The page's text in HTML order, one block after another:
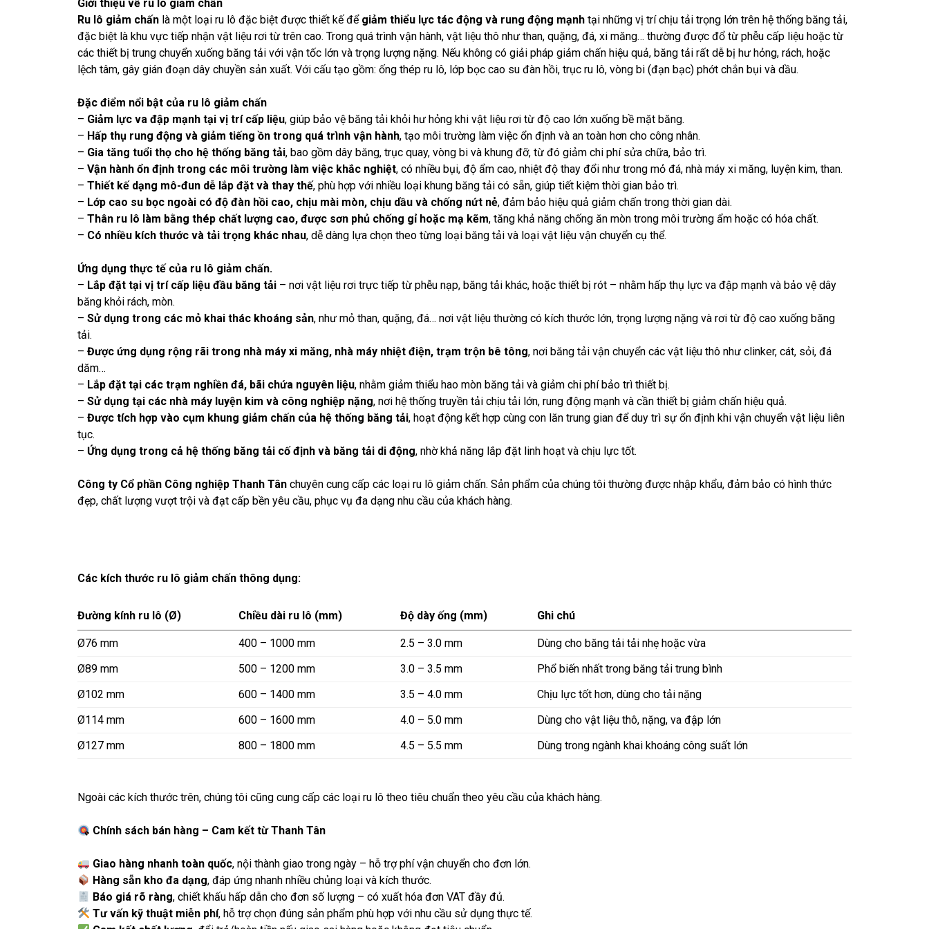
Giới thiệu về ru lô giảm chấn
Ru lô giảm chấn là một loại ru lô đặc biệt được thiết kế để giảm thiểu lực tác động và rung động mạnh tại những vị trí chịu tải trọng lớn trên hệ thống băng tải,
đặc biệt là khu vực tiếp nhận vật liệu rơi từ trên cao. Trong quá trình vận hành, vật liệu thô như than, quặng, đá, xi măng… thường được đổ từ phễu cấp liệu hoặc từ
các thiết bị trung chuyển xuống băng tải với vận tốc lớn và trọng lượng nặng. Nếu không có giải pháp giảm chấn hiệu quả, băng tải rất dễ bị hư hỏng, rách, hoặc
lệch tâm, gây gián đoạn dây chuyền sản xuất. Với cấu tạo gồm: ống thép ru lô, lớp bọc cao su đàn hồi, trục ru lô, vòng bi (đạn bạc) phớt chắn bụi và dầu.
Đặc điểm nổi bật của ru lô giảm chấn
– Giảm lực va đập mạnh tại vị trí cấp liệu, giúp bảo vệ băng tải khỏi hư hỏng khi vật liệu rơi từ độ cao lớn xuống bề mặt băng.
– Hấp thụ rung động và giảm tiếng ồn trong quá trình vận hành, tạo môi trường làm việc ổn định và an toàn hơn cho công nhân.
– Gia tăng tuổi thọ cho hệ thống băng tải, bao gồm dây băng, trục quay, vòng bi và khung đỡ, từ đó giảm chi phí sửa chữa, bảo trì.
– Vận hành ổn định trong các môi trường làm việc khắc nghiệt, có nhiều bụi, độ ẩm cao, nhiệt độ thay đổi như trong mỏ đá, nhà máy xi măng, luyện kim, than.
– Thiết kế dạng mô-đun dễ lắp đặt và thay thế, phù hợp với nhiều loại khung băng tải có sẵn, giúp tiết kiệm thời gian bảo trì.
– Lớp cao su bọc ngoài có độ đàn hồi cao, chịu mài mòn, chịu dầu và chống nứt nẻ, đảm bảo hiệu quả giảm chấn trong thời gian dài.
– Thân ru lô làm bằng thép chất lượng cao, được sơn phủ chống gỉ hoặc mạ kẽm, tăng khả năng chống ăn mòn trong môi trường ẩm hoặc có hóa chất.
– Có nhiều kích thước và tải trọng khác nhau, dễ dàng lựa chọn theo từng loại băng tải và loại vật liệu vận chuyển cụ thể.
Ứng dụng thực tế của ru lô giảm chấn.
– Lắp đặt tại vị trí cấp liệu đầu băng tải – nơi vật liệu rơi trực tiếp từ phễu nạp, băng tải khác, hoặc thiết bị rót – nhằm hấp thụ lực va đập mạnh và bảo vệ dây
băng khỏi rách, mòn.
– Sử dụng trong các mỏ khai thác khoáng sản, như mỏ than, quặng, đá… nơi vật liệu thường có kích thước lớn, trọng lượng nặng và rơi từ độ cao xuống băng
tải.
– Được ứng dụng rộng rãi trong nhà máy xi măng, nhà máy nhiệt điện, trạm trộn bê tông, nơi băng tải vận chuyển các vật liệu thô như clinker, cát, sỏi, đá
dăm…
– Lắp đặt tại các trạm nghiền đá, bãi chứa nguyên liệu, nhằm giảm thiểu hao mòn băng tải và giảm chi phí bảo trì thiết bị.
– Sử dụng tại các nhà máy luyện kim và công nghiệp nặng, nơi hệ thống truyền tải chịu tải lớn, rung động mạnh và cần thiết bị giảm chấn hiệu quả.
– Được tích hợp vào cụm khung giảm chấn của hệ thống băng tải, hoạt động kết hợp cùng con lăn trung gian để duy trì sự ổn định khi vận chuyển vật liệu liên
tục.
– Ứng dụng trong cả hệ thống băng tải cố định và băng tải di động, nhờ khả năng lắp đặt linh hoạt và chịu lực tốt.
Công ty Cổ phần Công nghiệp Thanh Tân chuyên cung cấp các loại ru lô giảm chấn. Sản phẩm của chúng tôi thường được nhập khẩu, đảm bảo có hình thức
đẹp, chất lượng vượt trội và đạt cấp bền yêu cầu, phục vụ đa dạng nhu cầu của khách hàng.
Các kích thước ru lô giảm chấn thông dụng:
Đường kính ru lô (Ø) Chiều dài ru lô (mm) Độ dày ống (mm) Ghi chú
Ø76 mm 400 – 1000 mm 2.5 – 3.0 mm
Dùng cho băng tải tải nhẹ hoặc vừa
Ø89 mm
500 – 1200 mm 3.0 – 3.5 mm
Phổ biến nhất trong băng tải trung bình
Ø102 mm
600 – 1400 mm 3.5 – 4.0 mm
Chịu lực tốt hơn, dùng cho tải nặng
Ø114 mm
600 – 1600 mm 4.0 – 5.0 mm
Dùng cho vật liệu thô, nặng, va đập lớn
Ø127 mm
800 – 1800 mm 4.5 – 5.5 mm Dùng trong ngành khai khoáng công suất lớn
Ngoài các kích thước trên, chúng tôi cũng cung cấp các loại ru lô theo tiêu chuẩn theo yêu cầu của khách hàng.
Chính sách bán hàng – Cam kết từ Thanh Tân
Giao hàng nhanh toàn quốc, nội thành giao trong ngày – hỗ trợ phí vận chuyển cho đơn lớn.
Hàng sẵn kho đa dạng, đáp ứng nhanh nhiều chủng loại và kích thước.
Báo giá rõ ràng, chiết khấu hấp dẫn cho đơn số lượng – có xuất hóa đơn VAT đầy đủ.
Tư vấn kỹ thuật miễn phí,hỗ trợ chọn đúng sản phẩm phù hợp với nhu cầu sử dụng thực tế.